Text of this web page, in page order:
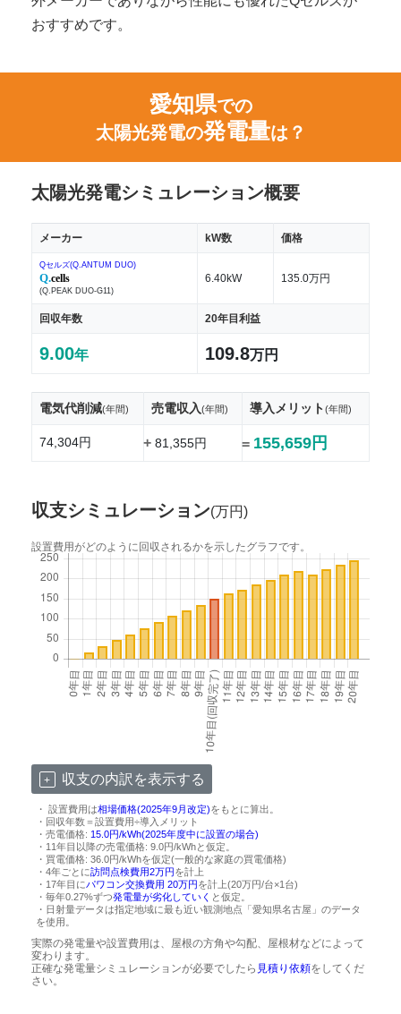
おすすめです。
愛知県での
太陽光発電の発電量は？
太陽光発電シミュレーション概要
メーカー kW数 価格
Qセルズ(Q.ANTUM DUO)
Q.cells
(Q.PEAK DUO-G11)
6.40kW 135.0万円
回収年数 20年目利益
9.00年 109.8万円
電気代削減(年間) 売電収入(年間) 導入メリット(年間)
74,304円 +81,355円 = 155,659円
収支シミュレーション(万円)
設置費用がどのように回収されるかを示したグラフです。
収支の内訳を表示する
・ 設置費用は相場価格(2025年9月改定)をもとに算出。
・回収年数＝設置費用÷導入メリット
・売電価格: 15.0円/kWh(2025年度中に設置の場合)
・11年目以降の売電価格: 9.0円/kWhと仮定。
・買電価格: 36.0円/kWhを仮定(一般的な家庭の買電価格)
・4年ごとに訪問点検費用2万円 を計上
・17年目にパワコン交換費用 20万円 を計上(20万円/台×1台)
・毎年0.27%ずつ発電量が劣化していく と仮定。
・日射量データは指定地域に最も近い観測地点「愛知県名古屋」のデータ
を使用。
実際の発電量や設置費用は、屋根の方角や勾配、屋根材などによって
変わります。
正確な発電量シミュレーションが必要でしたら 見積り依頼をしてくだ
さい。